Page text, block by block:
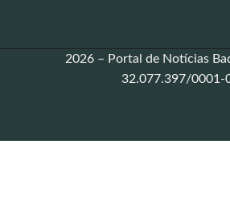
2026 – Portal de Notícias
32.077.397/0001-